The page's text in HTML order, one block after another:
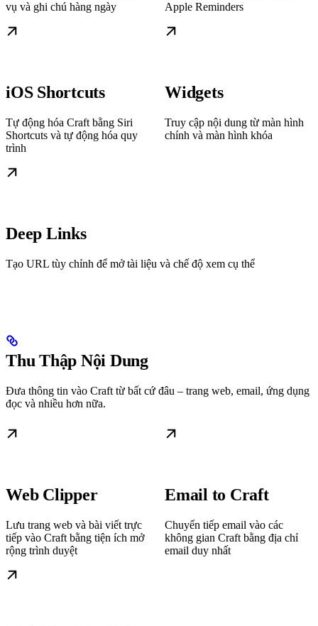
vụ và ghi chú hàng ngày
Apple Reminders
iOS Shortcuts
Tự động hóa Craft bằng Siri
Shortcuts và tự động hóa quy
trình
Widgets
Truy cập nội dung từ màn hình
chính và màn hình khóa
Deep Links
Tạo URL tùy chỉnh để mở tài liệu và chế độ xem cụ thể
Thu Thập Nội Dung
Đưa thông tin vào Craft từ bất cứ đâu – trang web, email, ứng dụng
đọc và nhiều hơn nữa.
Web Clipper
Lưu trang web và bài viết trực
tiếp vào Craft bằng tiện ích mở
rộng trình duyệt
Email to Craft
Chuyển tiếp email vào các
không gian Craft bằng địa chỉ
email duy nhất